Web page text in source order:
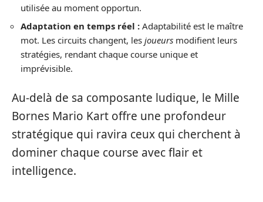
utilisée au moment opportun.
Adaptation en temps réel : Adaptabilité est le maître
mot. Les circuits changent, les joueurs modifient leurs
stratégies, rendant chaque course unique et
imprévisible.
Au-delà de sa composante ludique, le Mille
Bornes Mario Kart offre une profondeur
stratégique qui ravira ceux qui cherchent à
dominer chaque course avec flair et
intelligence.